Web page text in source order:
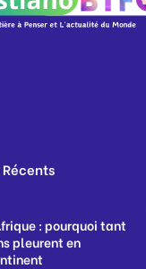
: pourquoi tant
pleurent en